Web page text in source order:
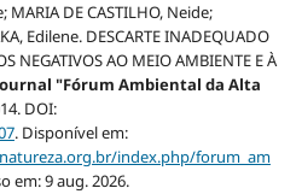
MARIA DE CASTILHO, Neide;
Edilene. DESCARTE INADEQUADO
NEGATIVOS AO MEIO AMBIENTE E À
"Fórum Ambiental da Alta
DOI:
. Disponível em:
index.php/forum_am
em: 9 aug. 2026.